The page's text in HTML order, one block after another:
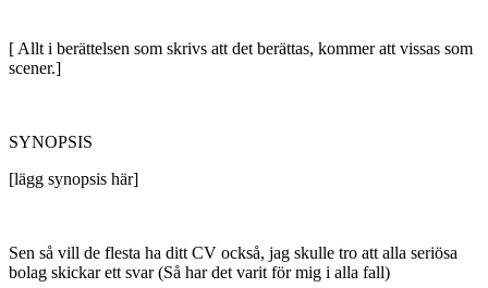
[ Allt i berättelsen som skrivs att det berättas, kommer att vissas som
scener.]
SYNOPSIS
[lägg synopsis här]
Sen så vill de flesta ha ditt CV också, jag skulle tro att alla seriösa
bolag skickar ett svar (Så har det varit för mig i alla fall)